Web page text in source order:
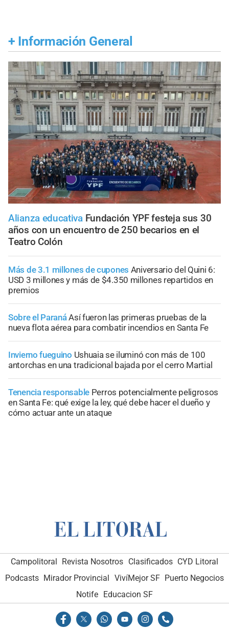
+ Información General
Alianza educativa Fundación YPF festeja sus 30
años con un encuentro de 250 becarios en el
Teatro Colón
Más de 3.1 millones de cupones Aniversario del Quini 6:
USD 3 millones y más de $4.350 millones repartidos en
premios
Sobre el ParanáAsí fueron las primeras pruebas de la
nueva flota aérea para combatir incendios en Santa Fe
Invierno fueguino Ushuaia se iluminó con más de 100
antorchas en una tradicional bajada por el cerro Martial
Tenencia responsable Perros potencialmente peligrosos
en Santa Fe: qué exige la ley, qué debe hacer el dueño y
cómo actuar ante un ataque
Campolitoral Revista Nosotros Clasificados CYD Litoral
Podcasts Mirador Provincial VivíMejor SF Puerto Negocios
Notife Educacion SF